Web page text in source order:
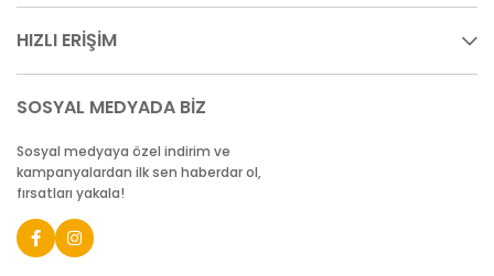
HIZLI ERİŞİM
SOSYAL MEDYADA BİZ
Sosyal medyaya özel indirim ve
kampanyalardan ilk sen haberdar ol,
fırsatları yakala!